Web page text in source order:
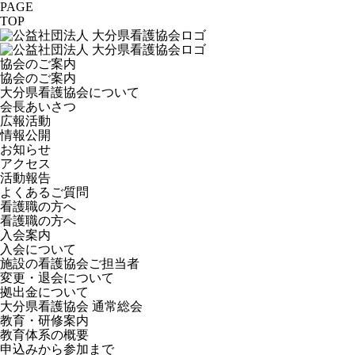
PAGE
TOP
協会のご案内
協会のご案内
大分県看護協会について
会長あいさつ
広報活動
情報公開
お知らせ
アクセス
活動報告
よくあるご質問
看護職の方へ
看護職の方へ
入会案内
入会について
施設の看護協会ご担当者
変更・退会について
拠出金について
大分県看護協会 通常総会
教育・研修案内
教育体系の概要
申込みから参加まで